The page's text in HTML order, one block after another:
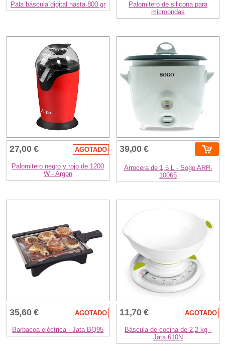
Pala báscula digital hasta 800 gr
Palomitero de silicona para
microondas
27,00 € AGOTADO
Palomitero negro y rojo de 1200
W - Argon
39,00 €
Arrocera de 1,5 L - Sogo ARR-
10065
35,60 € AGOTADO
Barbacoa eléctrica - Jata BQ95
11,70 € AGOTADO
Báscula de cocina de 2,2 kg -
Jata 610N